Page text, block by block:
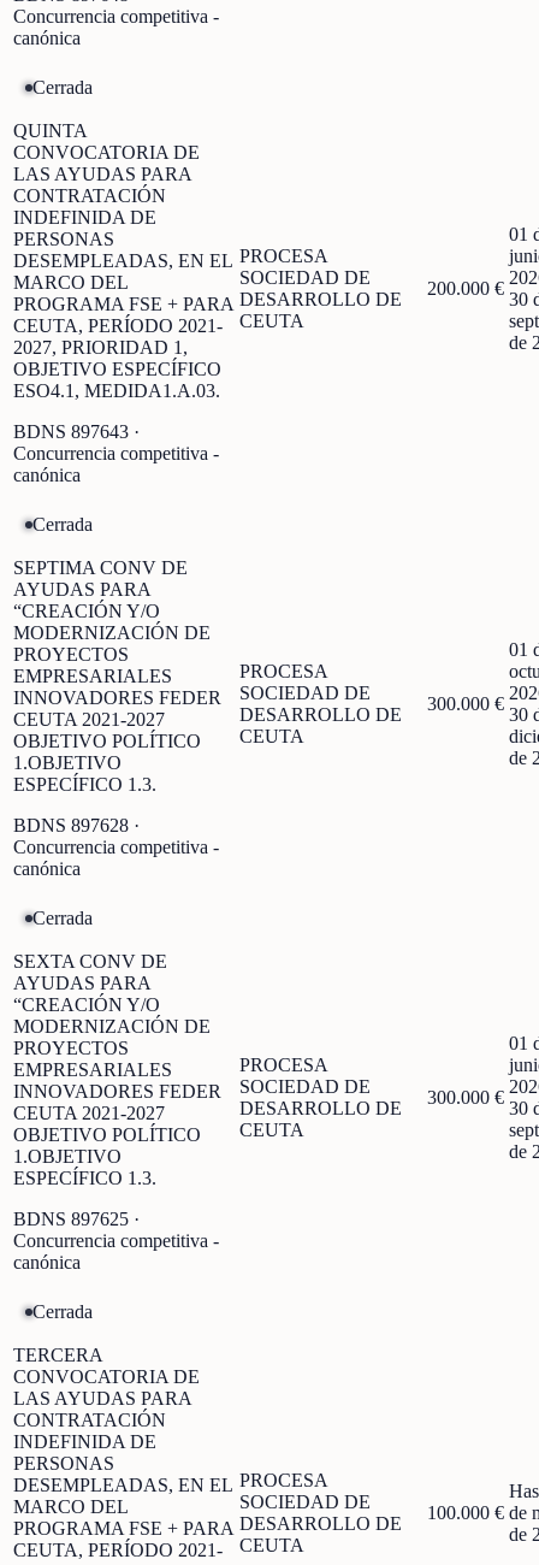
Concurrencia competitiva -
canónica
Cerrada
QUINTA
CONVOCATORIA DE
LAS AYUDAS PARA
CONTRATACIÓN
INDEFINIDA DE
PERSONAS
DESEMPLEADAS, EN EL
MARCO DEL
PROGRAMA FSE + PARA
CEUTA, PERÍODO 2021-
2027, PRIORIDAD 1,
OBJETIVO ESPECÍFICO
ESO4.1, MEDIDA1.A.03.
BDNS 897643 ·
Concurrencia competitiva -
canónica
PROCESA
SOCIEDAD DE
DESARROLLO DE
CEUTA
200.000 €
01
30
de
Cerrada
SEPTIMA CONV DE
AYUDAS PARA
“CREACIÓN Y/O
MODERNIZACIÓN DE
PROYECTOS
EMPRESARIALES
INNOVADORES FEDER
CEUTA 2021-2027
OBJETIVO POLÍTICO
1.OBJETIVO
ESPECÍFICO 1.3.
BDNS 897628 ·
Concurrencia competitiva -
canónica
PROCESA
SOCIEDAD DE
DESARROLLO DE
CEUTA
300.000 €
01
30
de
Cerrada
SEXTA CONV DE
AYUDAS PARA
“CREACIÓN Y/O
MODERNIZACIÓN DE
PROYECTOS
EMPRESARIALES
INNOVADORES FEDER
CEUTA 2021-2027
OBJETIVO POLÍTICO
1.OBJETIVO
ESPECÍFICO 1.3.
BDNS 897625 ·
Concurrencia competitiva -
canónica
PROCESA
SOCIEDAD DE
DESARROLLO DE
CEUTA
300.000 €
01
30
de
Cerrada
TERCERA
CONVOCATORIA DE
LAS AYUDAS PARA
CONTRATACIÓN
INDEFINIDA DE
PERSONAS
DESEMPLEADAS, EN EL
MARCO DEL
PROGRAMA FSE + PARA
CEUTA, PERÍODO 2021-
PROCESA
SOCIEDAD DE
DESARROLLO DE
CEUTA
100.000 € de
de